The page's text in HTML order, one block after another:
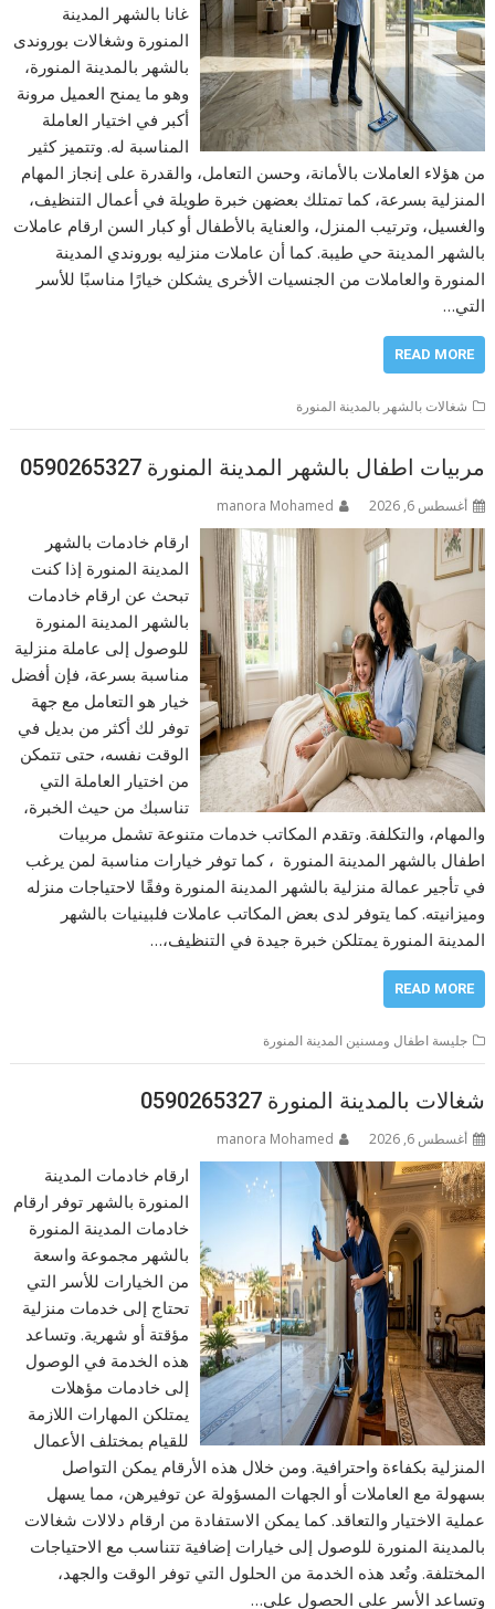
غانا بالشهر المدينة
المنورة وشغالات بوروندى
بالشهر بالمدينة المنورة،
وهو ما يمنح العميل مرونة
أكبر في اختيار العاملة
المناسبة له. وتتميز كثير
من هؤلاء العاملات بالأمانة، وحسن التعامل، والقدرة على إنجاز المهام
المنزلية بسرعة، كما تمتلك بعضهن خبرة طويلة في أعمال التنظيف،
والغسيل، وترتيب المنزل، والعناية بالأطفال أو كبار السن ارقام عاملات
بالشهر المدينة حي طيبة. كما أن عاملات منزليه بوروندي المدينة
المنورة والعاملات من الجنسيات الأخرى يشكلن خيارًا مناسبًا للأسر
التي…
READ MORE
شغالات بالشهر بالمدينة المنورة
مربيات اطفال بالشهر المدينة المنورة 0590265327
أغسطس 6, 2026 manora Mohamed
ارقام خادمات بالشهر
المدينة المنورة إذا كنت
تبحث عن ارقام خادمات
بالشهر المدينة المنورة
للوصول إلى عاملة منزلية
مناسبة بسرعة، فإن أفضل
خيار هو التعامل مع جهة
توفر لك أكثر من بديل في
الوقت نفسه، حتى تتمكن
من اختيار العاملة التي
تناسبك من حيث الخبرة،
والمهام، والتكلفة. وتقدم المكاتب خدمات متنوعة تشمل مربيات
اطفال بالشهر المدينة المنورة ، كما توفر خيارات مناسبة لمن يرغب
في تأجير عمالة منزلية بالشهر المدينة المنورة وفقًا لاحتياجات منزله
وميزانيته. كما يتوفر لدى بعض المكاتب عاملات فلبينيات بالشهر
المدينة المنورة يمتلكن خبرة جيدة في التنظيف،…
READ MORE
جليسة اطفال ومسنين المدينة المنورة
شغالات بالمدينة المنورة 0590265327
أغسطس 6, 2026 manora Mohamed
ارقام خادمات المدينة
المنورة بالشهر توفر ارقام
خادمات المدينة المنورة
بالشهر مجموعة واسعة
من الخيارات للأسر التي
تحتاج إلى خدمات منزلية
مؤقتة أو شهرية. وتساعد
هذه الخدمة في الوصول
إلى خادمات مؤهلات
يمتلكن المهارات اللازمة
للقيام بمختلف الأعمال
المنزلية بكفاءة واحترافية. ومن خلال هذه الأرقام يمكن التواصل
بسهولة مع العاملات أو الجهات المسؤولة عن توفيرهن، مما يسهل
عملية الاختيار والتعاقد. كما يمكن الاستفادة من ارقام دلالات شغالات
بالمدينة المنورة للوصول إلى خيارات إضافية تتناسب مع الاحتياجات
المختلفة. وتُعد هذه الخدمة من الحلول التي توفر الوقت والجهد،
وتساعد الأسر على الحصول على…